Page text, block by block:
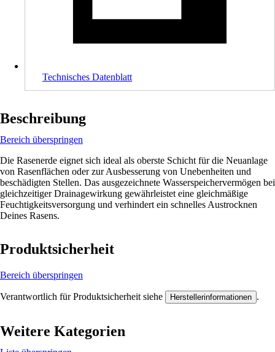
Technisches Datenblatt
Beschreibung
Bereich überspringen
Die Rasenerde eignet sich ideal als oberste Schicht für die Neuanlage
von Rasenflächen oder zur Ausbesserung von Unebenheiten und
beschädigten Stellen. Das ausgezeichnete Wasserspeichervermögen bei
gleichzeitiger Drainagewirkung gewährleistet eine gleichmäßige
Feuchtigkeitsversorgung und verhindert ein schnelles Austrocknen
Deines Rasens.
Produktsicherheit
Bereich überspringen
Verantwortlich für Produktsicherheit siehe Herstellerinformationen .
Weitere Kategorien